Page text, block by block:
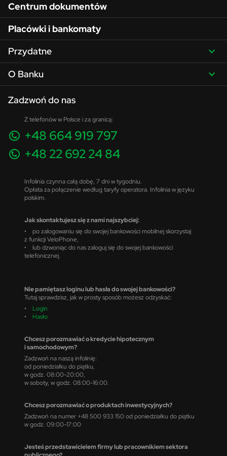
Centrum dokumentów
Placówki i bankomaty
Przydatne
O Banku
Zadzwoń do nas
Z telefonów w Polsce i za granicą:
+48 664 919 797
+48 22 692 24 84
Infolinia czynna całą dobę, 7 dni w tygodniu.
Opłata za połączenie według taryfy operatora. Infolinia w języku
polskim.
Jak skontaktujesz się z nami najszybciej:
• po zalogowaniu się do swojej bankowości mobilnej skorzystaj
z funkcji VeloPhone,
• lub dzwoniąc do nas zaloguj się do swojej bankowości
telefonicznej.
Nie pamiętasz loginu lub hasła do swojej bankowości?
Tutaj sprawdzisz, jak w prosty sposób możesz odzyskać:
• Login
• Hasło
Chcesz porozmawiać o kredycie hipotecznym
i samochodowym?
Zadzwoń na naszą infolinię:
od poniedziałku do piątku,
w godz. 08:00-20:00,
w soboty, w godz. 08:00-16:00.
Chcesz porozmawiać o produktach inwestycyjnych?
Zadzwoń na numer +48 500 933 150 od poniedziałku do piątku
w godz. 09:00-17:00
Jesteś przedstawicielem firmy lub pracownikiem sektora